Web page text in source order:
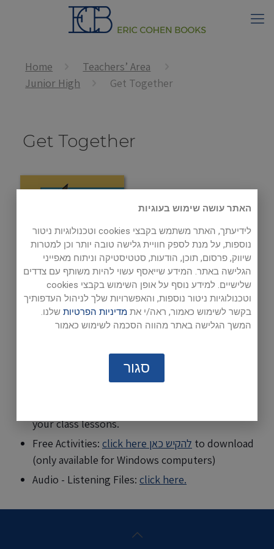
Home
Teachers’ Area
Junior High
Get Together
Get Together
To assist in enriching your
English lessons, ECB Online
your class lessons.
Free Activities:
click here להקיש כאן to download
(only available for Windows computers)
Audio - Listening Files: click here.
סגור
האתר עושה שימוש בעוגיות
לידיעתך, האתר משתמש בקבצי cookies וטכנולוגיות ניטור
נוספות, על מנת לספק חוויית גלישה טובה יותר וכן למטרות
שיווק, פרסום, תוכן, הודעות, סטטיסטיקה וניתוח מאפייני
הגלישה באתר. המידע שייאסף עשוי להיות משותף עם צדדים
שלישיים. למידע נוסף על אופן השימוש בקבצי cookies
וטכנולוגיות ניטור נוספות, והאפשרויות שלך לניהול העדפותיך
בקשר לשימוש כאמור, ראה/י את מדיניות הפרטיותשלנו.
המשך הגלישה באתר מהווה הסכמה לשימוש כאמור